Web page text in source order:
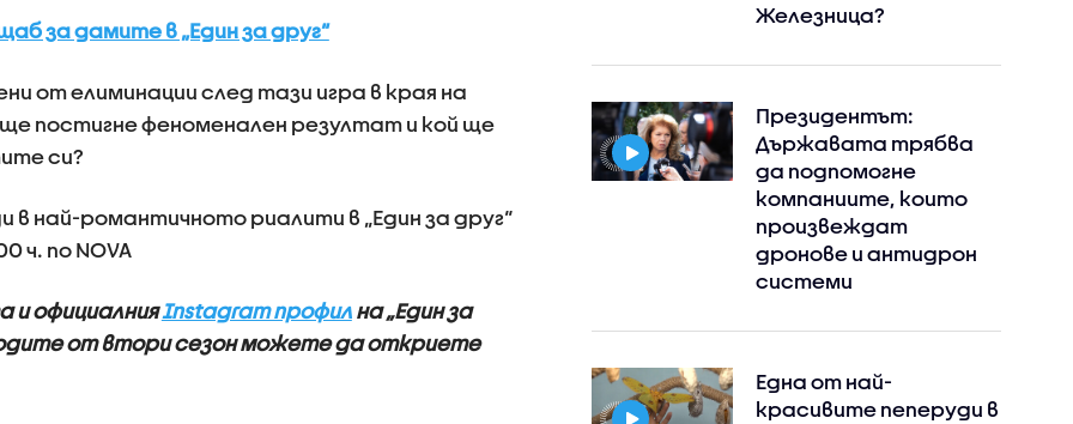
за дамите в „Един за друг“
от елиминации след тази игра в края на
постигне феноменален резултат и кой ще
си?
в най-романтичното риалити в „Един за друг“
ч. по NOVA
иофициалнияInstagram профилна „Един за
от втори сезон можете да откриете
Железница?
Президентът:
Държавата трябва
да подпомогне
компаниите, които
произвеждат
дронове и антидрон
системи
Една от най-
красивите пеперуди в